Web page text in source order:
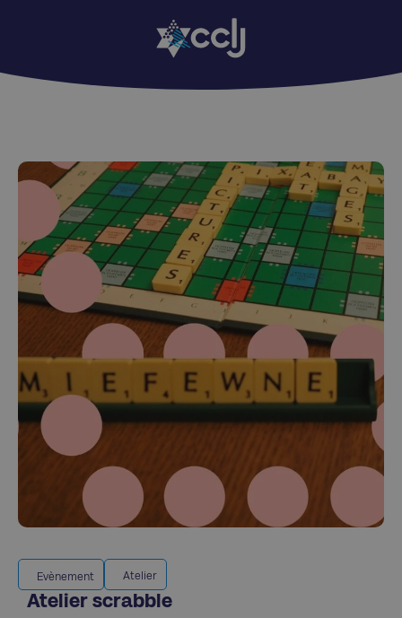
Evènement Atelier
Atelier scrabble